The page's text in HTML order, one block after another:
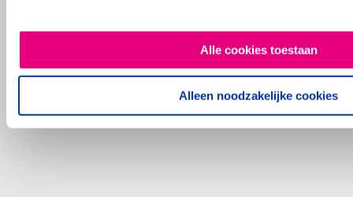
Alle cookies toestaan
Alleen noodzakelijke cookies